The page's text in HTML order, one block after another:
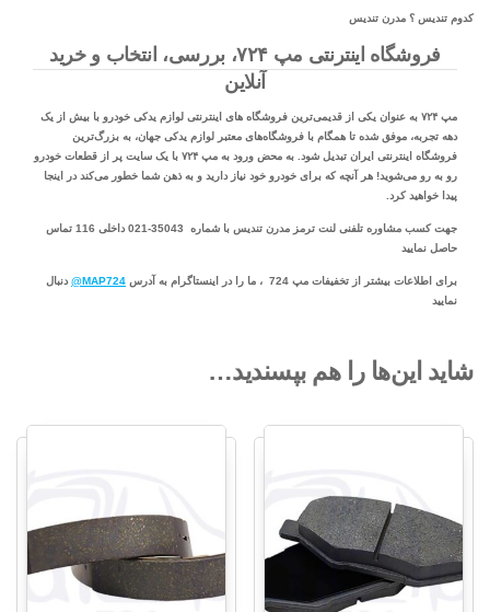
کدوم تندیس ؟ مدرن تندیس
فروشگاه اینترنتی مپ ۷۲۴، بررسی، انتخاب و خرید
آنلاین
مپ ۷۲۴ به عنوان یکی از قدیمی‌ترین فروشگاه های اینترنتی لوازم یدکی خودرو با بیش از یک
دهه تجربه، موفق شده تا همگام با فروشگاه‌های معتبر لوازم یدکی جهان، به بزرگ‌ترین
فروشگاه اینترنتی ایران تبدیل شود. به محض ورود به مپ ۷۲۴ با یک سایت پر از قطعات خودرو
رو به رو می‌شوید! هر آنچه که برای خودرو خود نیاز دارید و به ذهن شما خطور می‌کند در اینجا
پیدا خواهید کرد.
جهت کسب مشاوره تلفنی لنت ترمز مدرن تندیس با شماره 35043-021 داخلی 116 تماس
حاصل نمایید
برای اطلاعات بیشتر از تخفیفات مپ 724 ، ما را در اینستاگرام به آدرس MAP724@
دنبال
نمایید
شاید این‌ها را هم بپسندید…